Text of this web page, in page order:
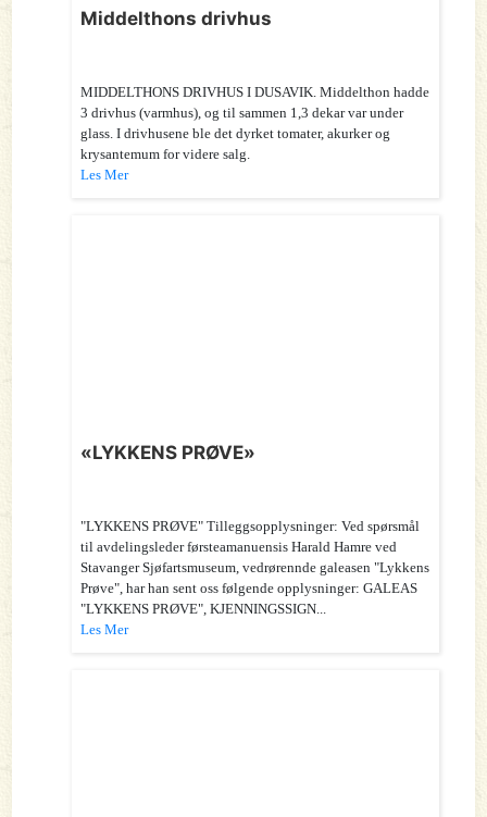
Middelthons drivhus
MIDDELTHONS DRIVHUS I DUSAVIK. Middelthon hadde
3 drivhus (varmhus), og til sammen 1,3 dekar var under
glass. I drivhusene ble det dyrket tomater, akurker og
krysantemum for videre salg.
Les Mer
«LYKKENS PRØVE»
"LYKKENS PRØVE" Tilleggsopplysninger: Ved spørsmål
til avdelingsleder førsteamanuensis Harald Hamre ved
Stavanger Sjøfartsmuseum, vedrørennde galeasen "Lykkens
Prøve", har han sent oss følgende opplysninger: GALEAS
"LYKKENS PRØVE", KJENNINGSSIGN...
Les Mer